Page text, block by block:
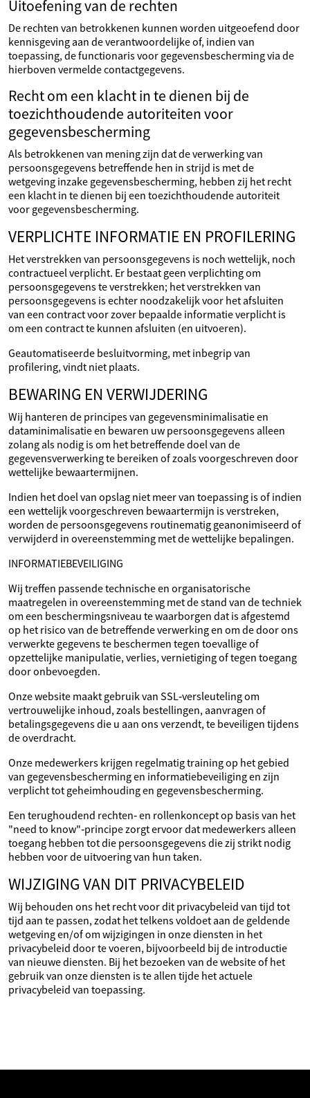
Uitoefening van de rechten
De rechten van betrokkenen kunnen worden uitgeoefend door
kennisgeving aan de verantwoordelijke of, indien van
toepassing, de functionaris voor gegevensbescherming via de
hierboven vermelde contactgegevens.
Recht om een klacht in te dienen bij de
toezichthoudende autoriteiten voor
gegevensbescherming
Als betrokkenen van mening zijn dat de verwerking van
persoonsgegevens betreffende hen in strijd is met de
wetgeving inzake gegevensbescherming, hebben zij het recht
een klacht in te dienen bij een toezichthoudende autoriteit
voor gegevensbescherming.
VERPLICHTE INFORMATIE EN PROFILERING
Het verstrekken van persoonsgegevens is noch wettelijk, noch
contractueel verplicht. Er bestaat geen verplichting om
persoonsgegevens te verstrekken; het verstrekken van
persoonsgegevens is echter noodzakelijk voor het afsluiten
van een contract voor zover bepaalde informatie verplicht is
om een contract te kunnen afsluiten (en uitvoeren).
Geautomatiseerde besluitvorming, met inbegrip van
profilering, vindt niet plaats.
BEWARING EN VERWIJDERING
Wij hanteren de principes van gegevensminimalisatie en
dataminimalisatie en bewaren uw persoonsgegevens alleen
zolang als nodig is om het betreffende doel van de
gegevensverwerking te bereiken of zoals voorgeschreven door
wettelijke bewaartermijnen.
Indien het doel van opslag niet meer van toepassing is of indien
een wettelijk voorgeschreven bewaartermijn is verstreken,
worden de persoonsgegevens routinematig geanonimiseerd of
verwijderd in overeenstemming met de wettelijke bepalingen.
INFORMATIEBEVEILIGING
Wij treffen passende technische en organisatorische
maatregelen in overeenstemming met de stand van de techniek
om een beschermingsniveau te waarborgen dat is afgestemd
op het risico van de betreffende verwerking en om de door ons
verwerkte gegevens te beschermen tegen toevallige of
opzettelijke manipulatie, verlies, vernietiging of tegen toegang
door onbevoegden.
Onze website maakt gebruik van SSL‑versleuteling om
vertrouwelijke inhoud, zoals bestellingen, aanvragen of
betalingsgegevens die u aan ons verzendt, te beveiligen tijdens
de overdracht.
Onze medewerkers krijgen regelmatig training op het gebied
van gegevensbescherming en informatiebeveiliging en zijn
verplicht tot geheimhouding en gegevensbescherming.
Een terughoudend rechten‑ en rollenkoncept op basis van het
"need to know"‑principe zorgt ervoor dat medewerkers alleen
toegang hebben tot die persoonsgegevens die zij strikt nodig
hebben voor de uitvoering van hun taken.
WIJZIGING VAN DIT PRIVACYBELEID
Wij behouden ons het recht voor dit privacybeleid van tijd tot
tijd aan te passen, zodat het telkens voldoet aan de geldende
wetgeving en/of om wijzigingen in onze diensten in het
privacybeleid door te voeren, bijvoorbeeld bij de introductie
van nieuwe diensten. Bij het bezoeken van de website of het
gebruik van onze diensten is te allen tijde het actuele
privacybeleid van toepassing.